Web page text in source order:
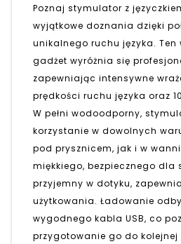
Poznaj stymulator z
wyjątkowe doznania dzięki
unikalnego ruchu języka. Ten
gadżet wyróżnia się
zapewniając intensywne
prędkości ruchu języka oraz
W pełni wodoodporny,
korzystanie w dowolnych
pod prysznicem, jak i w
miękkiego, bezpiecznego dla
przyjemny w dotyku,
użytkowania. Ładowanie
wygodnego kabla USB, co
przygotowanie go do kolejnej